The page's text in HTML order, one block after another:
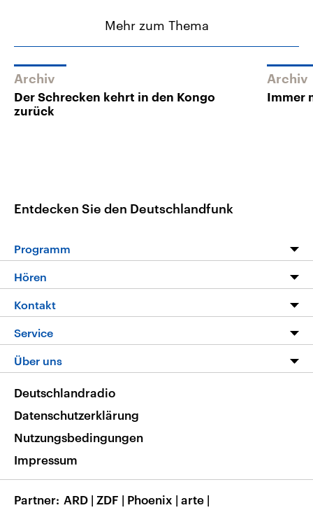
Mehr zum Thema
Archiv
Der Schrecken kehrt in den Kongo
zurück
Archiv
Immer
Entdecken Sie den Deutschlandfunk
Programm
Programm
Die Nachrichten
Nachrichtenleicht
Neue Beiträge auf dlf.de
Hören
Livestream
Podcasts
Deutschlandfunk App
Nachrichten App
Frequenzen
Kontakt
Hörerservice
Service
FAQ
Veranstaltungen
Musikliste
RSS
Über uns
Barrierefreiheit
Deutschlandradio
Datenschutzerklärung
Nutzungsbedingungen
Impressum
Partner ARD | ZDF | Phoenix | arte |